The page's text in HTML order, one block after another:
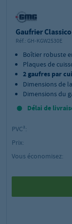
Gaufrier
Réf.: GH-KGW2530E
Boîtier robuste
Plaques de
2 gaufres par
Dimensions de
Dimensions du
Délai de
PVC²:
Prix:
Vous économisez: